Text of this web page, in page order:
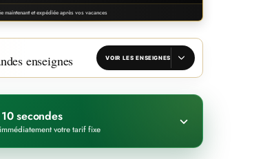
maintenant et expédiée après vos vacances
enseignes VOIR LES ENSEIGNES
secondes
votre tarif fixe